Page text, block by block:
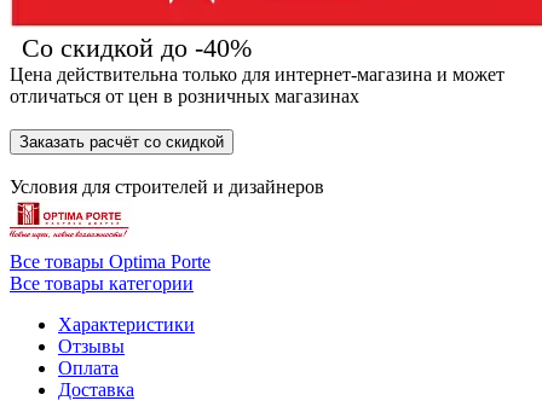
Со скидкой до -40%
Цена действительна только для интернет-магазина и может
отличаться от цен в розничных магазинах
Заказать расчёт со скидкой
Условия для строителей и дизайнеров
Все товары Optima Porte
Все товары категории
Характеристики
Отзывы
Оплата
Доставка